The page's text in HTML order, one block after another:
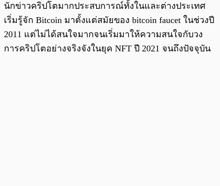
นักข่าวคริปโตมากประสบการณ์ทั้งในและต่างประเทศ
เริ่มรู้จัก Bitcoin มาตั้งแต่สมัยของ bitcoin faucet ในช่วงปี
2011 แต่ไม่ได้สนใจมากจนเริ่มมาให้ความสนใจกับวง
การคริปโตอย่างจริงจังในยุค NFT ปี 2021 จนถึงปัจจุบัน